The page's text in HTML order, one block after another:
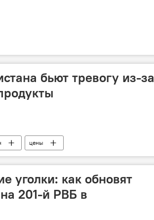
бьют тревогу из-за
цены
уголки: как обновят
201-й РВБ в